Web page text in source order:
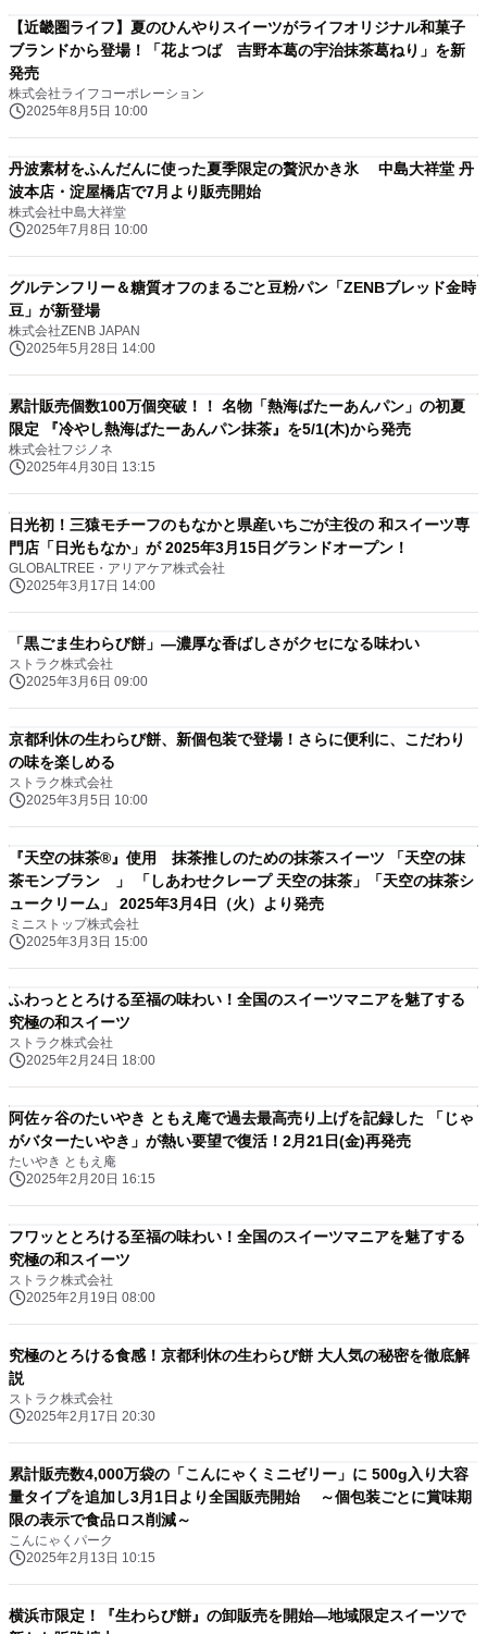
【近畿圏ライフ】夏のひんやりスイーツがライフオリジナル和菓子
ブランドから登場！「花よつば 吉野本葛の宇治抹茶葛ねり」を新
発売
株式会社ライフコーポレーション
2025年8月5日 10:00
丹波素材をふんだんに使った夏季限定の贅沢かき氷 中島大祥堂 丹
波本店・淀屋橋店で7月より販売開始
株式会社中島大祥堂
2025年7月8日 10:00
グルテンフリー＆糖質オフのまるごと豆粉パン「ZENBブレッド金時
豆」が新登場
株式会社ZENB JAPAN
2025年5月28日 14:00
累計販売個数100万個突破！！ 名物「熱海ばたーあんパン」の初夏
限定 『冷やし熱海ばたーあんパン抹茶』を5/1(木)から発売
株式会社フジノネ
2025年4月30日 13:15
日光初！三猿モチーフのもなかと県産いちごが主役の 和スイーツ専
門店「日光もなか」が 2025年3月15日グランドオープン！
GLOBALTREE・アリアケア株式会社
2025年3月17日 14:00
「黒ごま生わらび餅」—濃厚な香ばしさがクセになる味わい
ストラク株式会社
2025年3月6日 09:00
京都利休の生わらび餅、新個包装で登場！さらに便利に、こだわり
の味を楽しめる
ストラク株式会社
2025年3月5日 10:00
『天空の抹茶®』使用 抹茶推しのための抹茶スイーツ 「天空の抹
茶モンブラン 」 「しあわせクレープ 天空の抹茶」「天空の抹茶シ
ュークリーム」 2025年3月4日（火）より発売
ミニストップ株式会社
2025年3月3日 15:00
ふわっととろける至福の味わい！全国のスイーツマニアを魅了する
究極の和スイーツ
ストラク株式会社
2025年2月24日 18:00
阿佐ヶ谷のたいやき ともえ庵で過去最高売り上げを記録した 「じゃ
がバターたいやき」が熱い要望で復活！2月21日(金)再発売
たいやき ともえ庵
2025年2月20日 16:15
フワッととろける至福の味わい！全国のスイーツマニアを魅了する
究極の和スイーツ
ストラク株式会社
2025年2月19日 08:00
究極のとろける食感！京都利休の生わらび餅 大人気の秘密を徹底解
説
ストラク株式会社
2025年2月17日 20:30
累計販売数4,000万袋の「こんにゃくミニゼリー」に 500g入り大容
量タイプを追加し3月1日より全国販売開始 ～個包装ごとに賞味期
限の表示で食品ロス削減～
こんにゃくパーク
2025年2月13日 10:15
横浜市限定！『生わらび餅』の卸販売を開始—地域限定スイーツで